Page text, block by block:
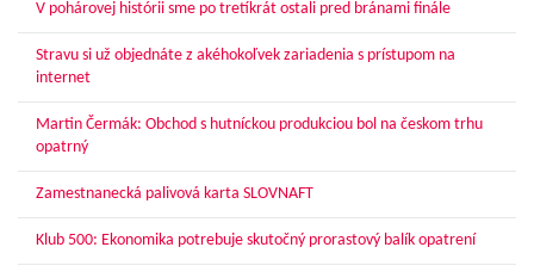
V pohárovej histórii sme po tretíkrát ostali pred bránami finále
Stravu si už objednáte z akéhokoľvek zariadenia s prístupom na
internet
Martin Čermák: Obchod s hutníckou produkciou bol na českom trhu
opatrný
Zamestnanecká palivová karta SLOVNAFT
Klub 500: Ekonomika potrebuje skutočný prorastový balík opatrení